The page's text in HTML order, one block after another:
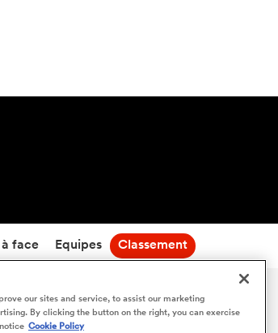
face Equipes Classement
en direct
our sites and service, to assist our marketing
By clicking the button on the right, you can exercise
Cookie Policy